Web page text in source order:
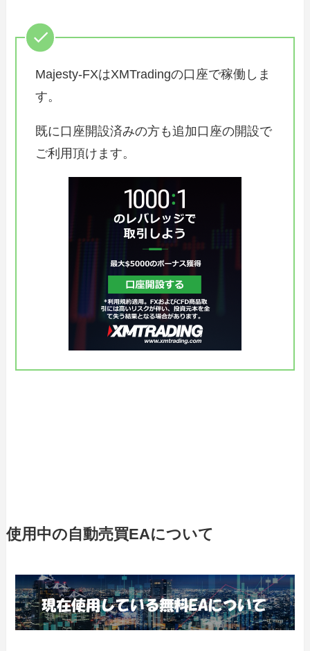
Majesty-FXはXMTradingの口座で稼働しま
す。
既に口座開設済みの方も追加口座の開設で
ご利用頂けます。
使用中の自動売買EAについて